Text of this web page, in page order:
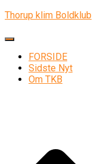
Thorup klim Boldklub
Skift navigation
FORSIDE
Sidste Nyt
Om TKB